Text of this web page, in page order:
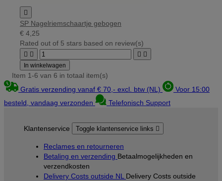

SP Nagelriemschaartje gebogen
€ 4,25
Rated out of 5 stars based on review(s)
   
In winkelwagen
Item 1-6 van 6 in totaal item(s)
Gratis verzending vanaf € 70,- excl. btw (NL)
Voor 15:00
besteld, vandaag verzonden
Telefonisch Support
Klantenservice Toggle klantenservice links 
Reclames en retourneren
Betaling en verzending Betaalmogelijkheden en
verzendkosten
Delivery Costs outside NL Delivery Costs outside